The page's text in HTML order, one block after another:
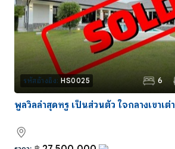
รหัสอ้างอิง: HS0025 6
พูลวิลล่าสุดหรู เป็นส่วนตัว ใจกลางเขาเต่า